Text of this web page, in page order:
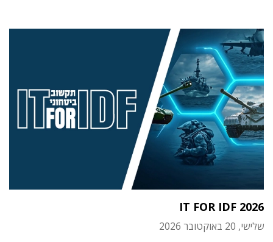
IT FOR IDF 2026
שלישי, 20 באוקטובר 2026